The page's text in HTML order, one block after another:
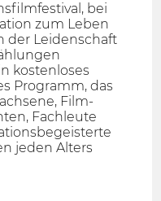
bei
zum Leben
der Leidenschaft
kostenloses
Programm, das
Film-
Fachleute
jeden Alters